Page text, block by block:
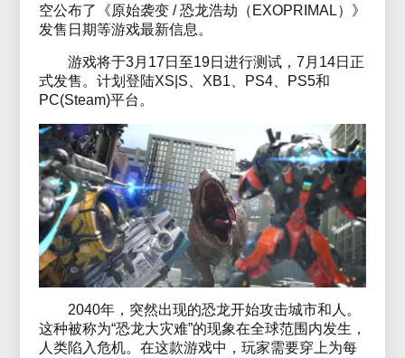
空公布了《原始袭变 / 恐龙浩劫（EXOPRIMAL）》
发售日期等游戏最新信息。
游戏将于3月17日至19日进行测试，7月14日正
式发售。计划登陆XS|S、XB1、PS4、PS5和
PC(Steam)平台。
2040年，突然出现的恐龙开始攻击城市和人。
这种被称为“恐龙大灾难”的现象在全球范围内发生，
人类陷入危机。在这款游戏中，玩家需要穿上为每